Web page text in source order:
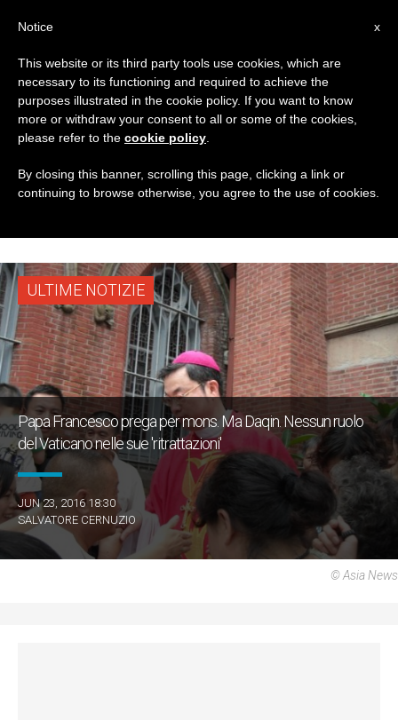
TAG
Posts Tagged
‘associazione
Patriottica’
ULTIME NOTIZIE
Papa Francesco prega per mons. Ma Daqin. Nessun ruolo
del Vaticano nelle sue 'ritrattazioni'
JUN 23, 2016 18:30
SALVATORE CERNUZIO
© Asia News
x
Notice
This website or its third party tools use cookies, which are
necessary to its functioning and required to achieve the
purposes illustrated in the cookie policy. If you want to know
more or withdraw your consent to all or some of the cookies,
please refer to the cookie policy
By closing this banner, scrolling this page, clicking a link or
continuing to browse otherwise, you agree to the use of cookies.